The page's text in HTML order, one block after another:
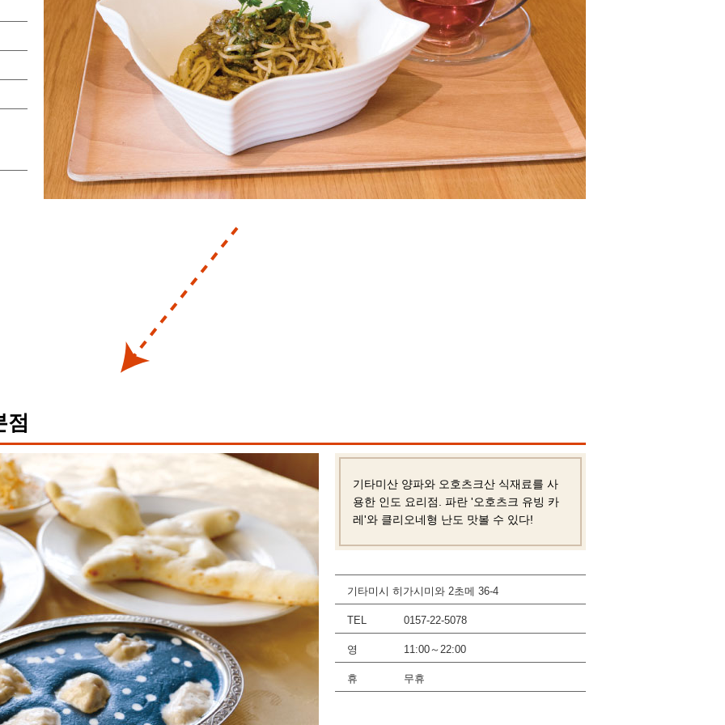
점
기타미산 양파와 오호츠크산 식재료를 사
용한 인도 요리점. 파란 '오호츠크 유빙 카
레'와 클리오네형 난도 맛볼 수 있다!
기타미시 히가시미와 2초메 36-4
TEL 0157-22-5078
영 11:00～22:00
휴 무휴